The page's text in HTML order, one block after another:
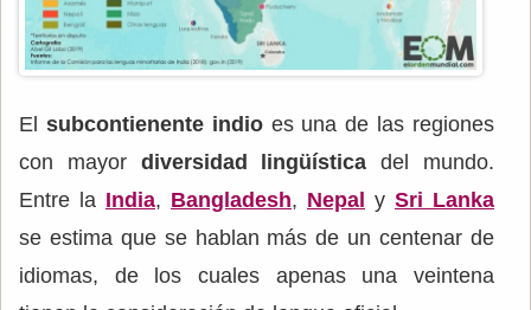
El subcontienente indioes una de las regiones
con mayor diversidad lingüística del mundo.
Entre la India, Bangladesh, Nepal y Sri Lanka
se estima que se hablan más de un centenar de
idiomas, de los cuales apenas una veintena